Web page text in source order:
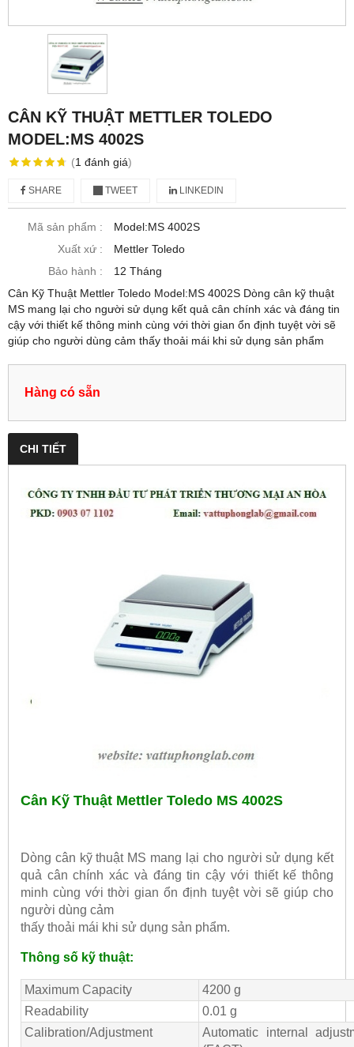
CÂN KỸ THUẬT METTLER TOLEDO
MODEL:MS 4002S
(1 đánh giá)
SHARE TWEET LINKEDIN
Mã sản phẩm :
Model:MS 4002S
Xuất xứ :
Mettler Toledo
Bảo hành :
12 Tháng
Cân Kỹ Thuật Mettler Toledo Model:MS 4002S Dòng cân kỹ thuật
MS mang lại cho người sử dụng kết quả cân chính xác và đáng tin
cậy với thiết kế thông minh cùng với thời gian ổn định tuyệt vời sẽ
giúp cho người dùng cảm thấy thoải mái khi sử dụng sản phẩm
Hàng có sẵn
CHI TIẾT
Cân Kỹ Thuật Mettler Toledo MS 4002S
Dòng cân kỹ thuật MS mang lại cho người sử dụng kết
quả cân chính xác và đáng tin cậy với thiết kế thông
minh cùng với thời gian ổn định tuyệt vời sẽ giúp cho
người dùng cảm
thấy thoải mái khi sử dụng sản phẩm.
Thông số kỹ thuật:
Maximum Capacity
4200 g
Readability
0.01 g
Calibration/Adjustment
Automatic internal